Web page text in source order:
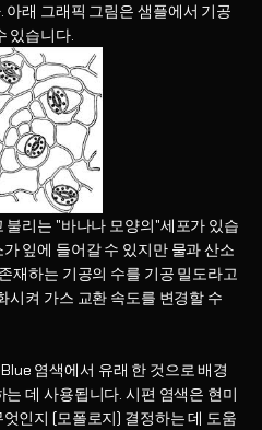
래 그래픽 그림은 샘플에서 기공
있습니다.
불리는 "바나나 모양의"세포가 있습
잎에 들어갈 수 있지만 물과 산소
재하는 기공의 수를 기공 밀도라고
시켜 가스 교환 속도를 변경할 수
염색에서 유래 한 것으로 배경
데 사용됩니다. 시편 염색은 현미
인지 (모폴로지) 결정하는 데 도움